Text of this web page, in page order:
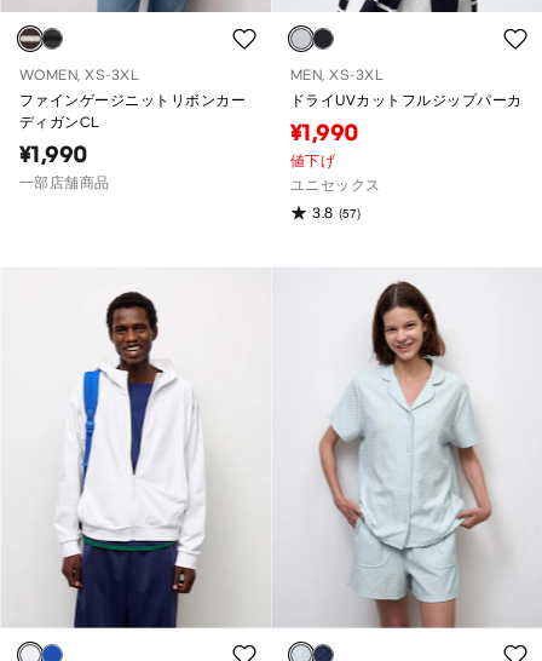
WOMEN, XS-3XL
ファインゲージニットリボンカー
ディガンCL
¥1,990
一部店舗商品
MEN, XS-3XL
ドライUVカットフルジップパーカ
¥1,990
値下げ
ユニセックス
3.8 (57)